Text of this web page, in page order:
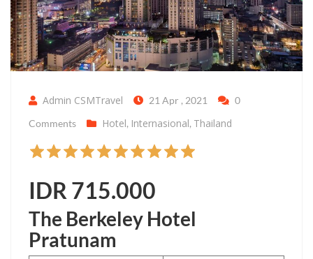
Admin CSMTravel 21 Apr , 2021
0
Comments
Hotel, Internasional, Thailand
IDR 715.000
The Berkeley Hotel
Pratunam